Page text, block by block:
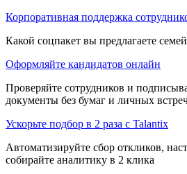
Корпоративная поддержка
Какой соцпакет вы предлагаете
Оформляйте кандидатов онлайн
Проверяйте сотрудников и
документы без бумаг и личных
Ускорьте подбор в 2 раза с Talantix
Автоматизируйте сбор откликов,
собирайте аналитику в 2 клика